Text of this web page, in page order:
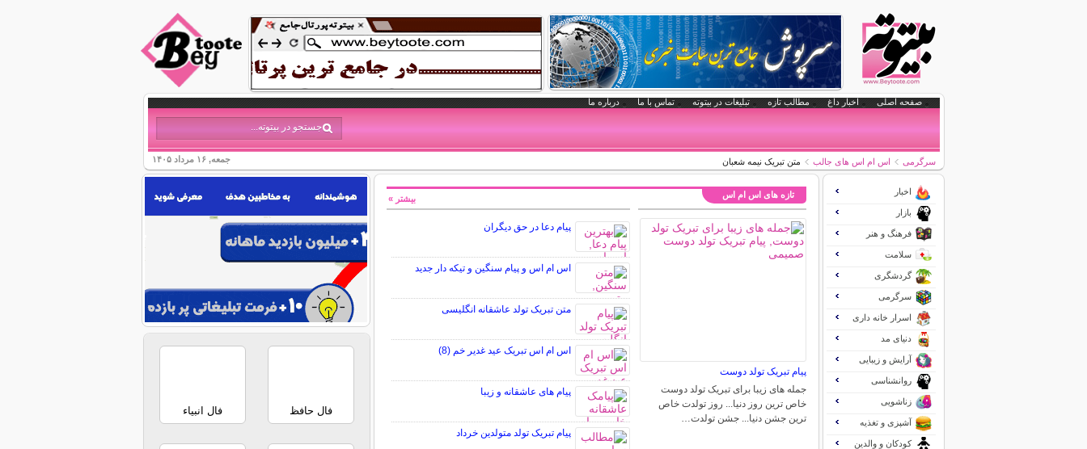
صفحه اصلی اخبار داغ مطالب تازه تبلیغات در بیتوته تماس با ما درباره ما
جمعه, ۱۶ مرداد ۱۴۰۵ سرگرمی اس ام اس های جالب متن تبریک نیمه شعبان
تازه های اس ام اس
پیام تبریک تولد دوست
جمله های زیبا برای تبریک تولد دوست
خاص ترین روز دنیا... روز تولدت خاص
ترین جشن دنیا... جشن تولدت…
پیام دعا در حق دیگران
اس ام اس و پیام سنگین و تیکه دار جدید
متن تبریک تولد عاشقانه انگلیسی
اس ام اس تبریک عید غدیر خم (8)
پیام های عاشقانه و زیبا
پیام تبریک تولد متولدین خرداد
بیشتر »
اخبار
بازار
فرهنگ و هنر
سلامت
گردشگری
سرگرمی
اسرار خانه داری
دنیای مد
آرایش و زیبایی
روانشناسی
زناشویی
آشپزی و تغذیه
کودکان و والدین
فال حافظ فال انبیاء